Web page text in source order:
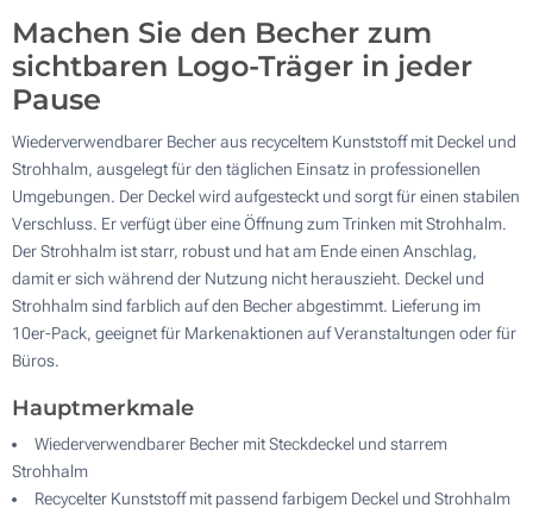
Machen Sie den Becher zum
sichtbaren Logo-Träger in jeder
Pause
Wiederverwendbarer Becher aus recyceltem Kunststoff mit Deckel und
Strohhalm, ausgelegt für den täglichen Einsatz in professionellen
Umgebungen. Der Deckel wird aufgesteckt und sorgt für einen stabilen
Verschluss. Er verfügt über eine Öffnung zum Trinken mit Strohhalm.
Der Strohhalm ist starr, robust und hat am Ende einen Anschlag,
damit er sich während der Nutzung nicht herauszieht. Deckel und
Strohhalm sind farblich auf den Becher abgestimmt. Lieferung im
10er-Pack, geeignet für Markenaktionen auf Veranstaltungen oder für
Büros.
Hauptmerkmale
Wiederverwendbarer Becher mit Steckdeckel und starrem
Strohhalm
Recycelter Kunststoff mit passend farbigem Deckel und Strohhalm